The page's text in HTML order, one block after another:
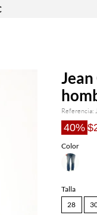
Referencia:
40%
Color
Talla
28